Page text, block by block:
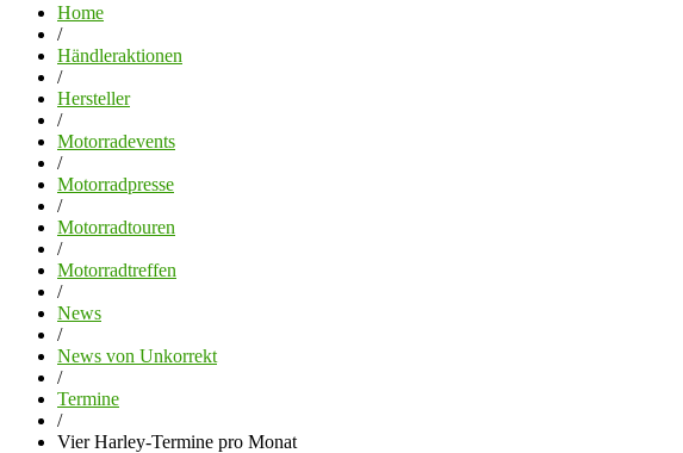
Home
/
Händleraktionen
/
Hersteller
/
Motorradevents
/
Motorradpresse
/
Motorradtouren
/
Motorradtreffen
/
News
/
News von Unkorrekt
/
Termine
/
Vier Harley-Termine pro Monat